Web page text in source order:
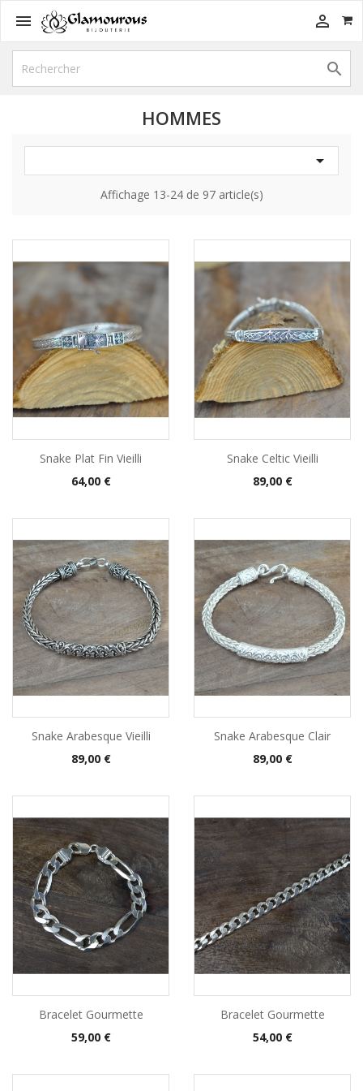
 

HOMMES

Affichage 13-24 de 97 article(s)
Snake Plat Fin Vieilli
Prix
64,00 €
Snake Celtic Vieilli
Prix
89,00 €
Snake Arabesque Vieilli
Prix
89,00 €
Snake Arabesque Clair
Prix
89,00 €
Bracelet Gourmette
Prix
59,00 €
Bracelet Gourmette
Prix
54,00 €